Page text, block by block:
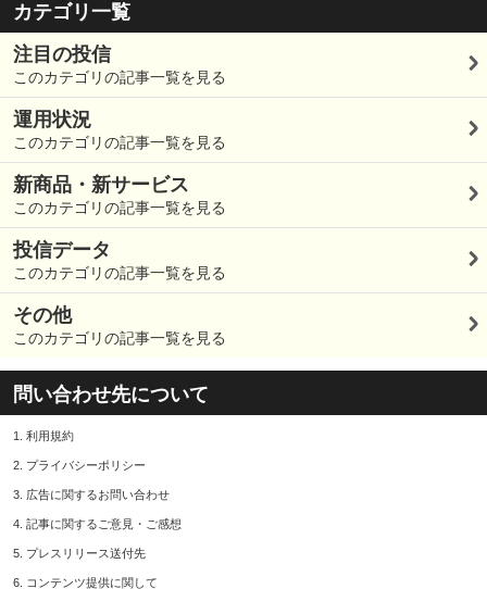
カテゴリ一覧
注目の投信
このカテゴリの記事一覧を見る
運用状況
このカテゴリの記事一覧を見る
新商品・新サービス
このカテゴリの記事一覧を見る
投信データ
このカテゴリの記事一覧を見る
その他
このカテゴリの記事一覧を見る
問い合わせ先について
1. 利用規約
2. プライバシーポリシー
3. 広告に関するお問い合わせ
4. 記事に関するご意見・ご感想
5. プレスリリース送付先
6. コンテンツ提供に関して